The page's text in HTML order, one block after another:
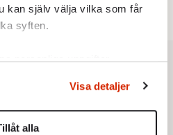
kan själv välja vilka som får
syften.
personliga uppgifter
ditt samtycke när som
Visa detaljer
alla